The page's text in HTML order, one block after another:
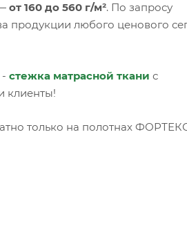
от 160 до 560 г/м². По запросу
продукции любого ценового
стежка матрасной ткани с
клиенты!
только на полотнах